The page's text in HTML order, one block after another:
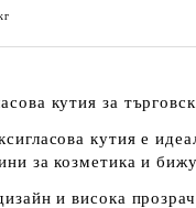
кутия за
кутия е
за козметика и
и висока